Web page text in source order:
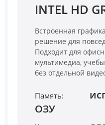
INTEL HD
Встроенная
решение для
Подходит для
мультимедиа,
без отдельной
Память:
ОЗУ